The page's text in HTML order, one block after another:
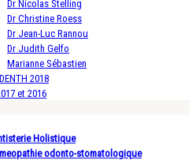
Dr Nicolas Stelling
Dr Christine Roess
Dr Jean-Luc Rannou
Dr Judith Gelfo
Marianne Sébastien
2018
et 2016
Holistique
odonto-stomatologique